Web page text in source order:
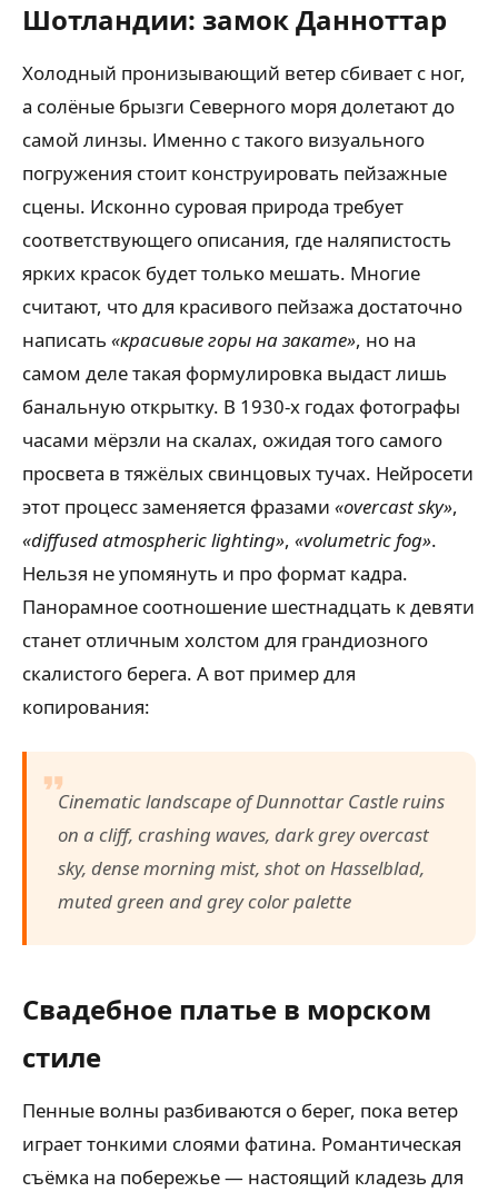
Шотландии: замок Данноттар
Холодный пронизывающий ветер сбивает с ног,
а солёные брызги Северного моря долетают до
самой линзы. Именно с такого визуального
погружения стоит конструировать пейзажные
сцены. Исконно суровая природа требует
соответствующего описания, где наляпистость
ярких красок будет только мешать. Многие
считают, что для красивого пейзажа достаточно
написать «красивые горы на закате», но на
самом деле такая формулировка выдаст лишь
банальную открытку. В 1930-х годах фотографы
часами мёрзли на скалах, ожидая того самого
просвета в тяжёлых свинцовых тучах. Нейросети
этот процесс заменяется фразами «overcast sky»,
«diffused atmospheric lighting», «volumetric fog».
Нельзя не упомянуть и про формат кадра.
Панорамное соотношение шестнадцать к девяти
станет отличным холстом для грандиозного
скалистого берега. А вот пример для
копирования:
Cinematic landscape of Dunnottar Castle ruins
on a cliff, crashing waves, dark grey overcast
sky, dense morning mist, shot on Hasselblad,
muted green and grey color palette
Свадебное платье в морском
стиле
Пенные волны разбиваются о берег, пока ветер
играет тонкими слоями фатина. Романтическая
съёмка на побережье — настоящий кладезь для